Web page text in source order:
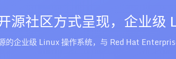
源社区方式呈现，企业级
的企业级 Linux 操作系统，与 Red Hat